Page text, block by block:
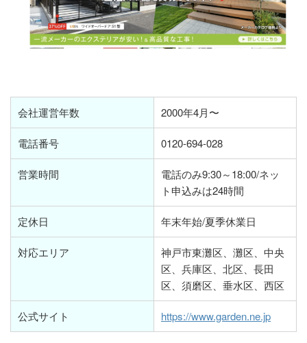
会社運営年数 2000年4月〜
電話番号 0120-694-028
営業時間
電話のみ9:30～18:00/ネッ
ト申込みは24時間
定休日 年末年始/夏季休業日
対応エリア
神戸市東灘区、灘区、中央
区、兵庫区、北区、長田
区、須磨区、垂水区、西区
公式サイト https://www.garden.ne.jp